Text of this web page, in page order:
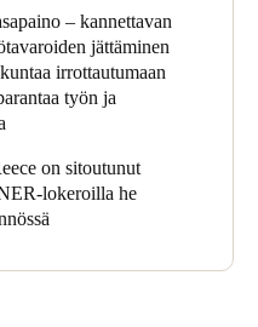
tasapainoa ja varmistavat,
arvoja.
– kannettavan
jättäminen
irrottautumaan
työn ja
on sitoutunut
lokeroilla he